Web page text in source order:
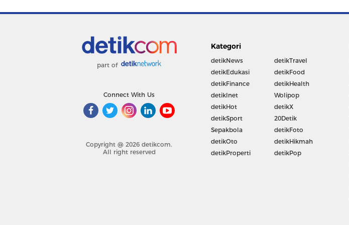
part of
Connect With Us
Copyright @ 2026 detikcom.
All right reserved
Kategori
detikNews
detikEdukasi
detikFinance
detikInet
detikHot
detikSport
Sepakbola
detikOto
detikProperti
detikTravel
detikFood
detikHealth
Wolipop
detikX
20Detik
detikFoto
detikHikmah
detikPop